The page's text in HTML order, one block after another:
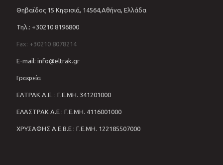
Θηβαϊδος 15 Κηφισιά, 14564,Αθήνα, Ελλάδα
Τηλ.: +30210 8196800
Fax: +30210 8078214
E-mail: info@eltrak.gr
Γραφεία
ΕΛΤΡΑΚ Α.Ε. : Γ.Ε.ΜΗ. 341201000
ΕΛΑΣΤΡΑΚ Α.Ε : Γ.Ε.ΜΗ. 4116001000
ΧΡΥΣΑΦΗΣ Α.Ε.Β.Ε : Γ.Ε.ΜΗ. 122185507000